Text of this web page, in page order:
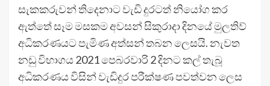
සැකකරුවන් තිදෙනාට වැඩි දුරටත් නියෝග කර
ඇත්තේ සෑම මසකම අවසන් සිකුරාදා දිනයේ මුලතිව්
අධිකරණයට පැමිණ අත්සන් තබන ලෙසයි. නැවත
නඩු විභාගය 2021 පෙබරවාරි 2 දිනට කල් තැබූ
අධිකරණය විසින් වැඩිදුර පරීක්ෂණ පවත්වන ලෙස